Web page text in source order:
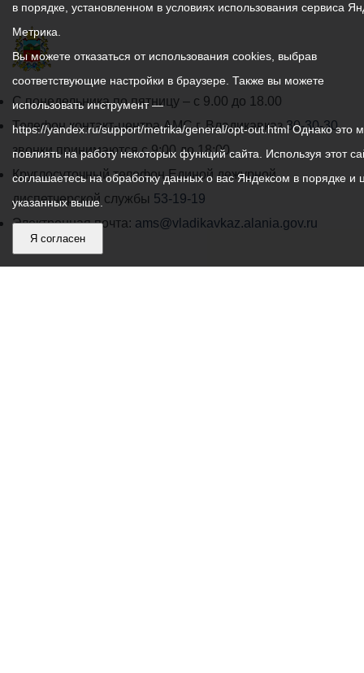
График
работы
администрации
местного
самоуправления
города
Владикавказ:
С понедельника по пятницу – с 9.00 до 18.00
Телефон контакт-центра АМС г. Владикавказ30-30-30
звонки принимаются с 9:00 до 18:00
Круглосуточный телефон Единой дежурной
диспетчерской службы 53-19-19
Электронная почта: ams@vladikavkaz.alania.gov.ru
в порядке, установленном в условиях использования сервиса
Метрика.
Вы можете отказаться от использования cookies, выбрав
соответствующие настройки в браузере. Также вы можете
использовать инструмент —
https://yandex.ru/support/metrika/general/opt-out.html Однако это
повлиять на работу некоторых функций сайта. Используя этот
соглашаетесь на обработку данных о вас Яндексом в порядке и
указанных выше.
Я согласен